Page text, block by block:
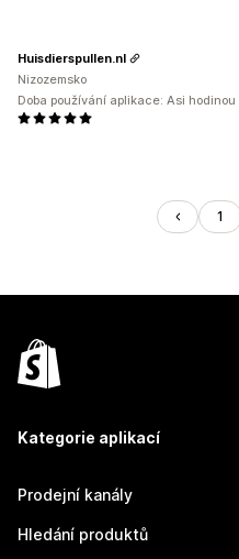
Huisdierspullen.nl
Nizozemsko
Doba používání aplikace: Asi hodinou
1
Kategorie aplikací
Prodejní kanály
Hledání produktů